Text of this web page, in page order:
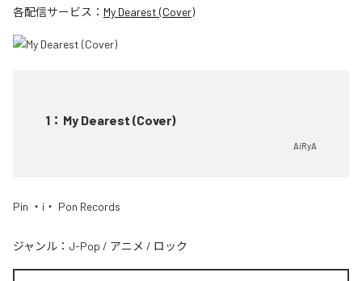
各配信サービス： My Dearest (Cover)
1 ： My Dearest (Cover)
AiRyA
Pin ・i・ Pon Records
ジャンル： J-Pop / アニメ / ロック